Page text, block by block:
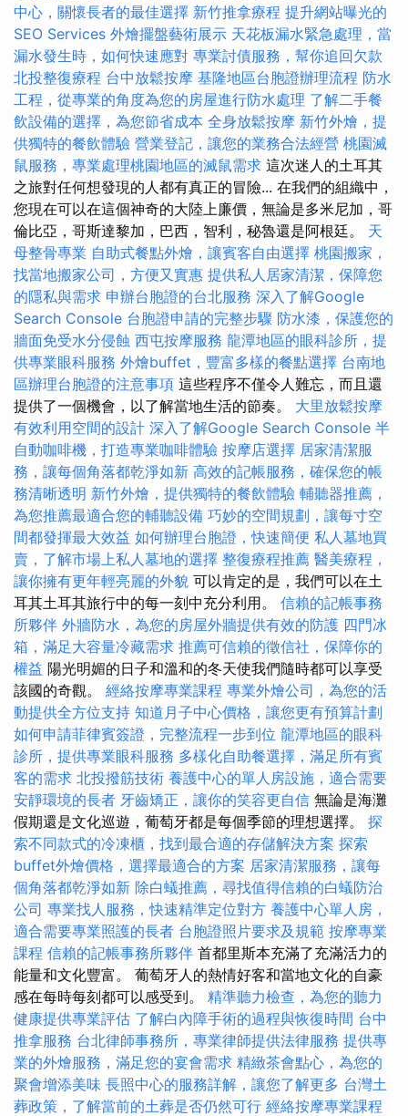
中心，關懷長者的最佳選擇 新竹推拿療程 提升網站曝光的
SEO Services 外燴擺盤藝術展示 天花板漏水緊急處理，當
漏水發生時，如何快速應對 專業討債服務，幫你追回欠款
北投整復療程 台中放鬆按摩 基隆地區台胞證辦理流程 防水
工程，從專業的角度為您的房屋進行防水處理 了解二手餐
飲設備的選擇，為您節省成本 全身放鬆按摩 新竹外燴，提
供獨特的餐飲體驗 營業登記，讓您的業務合法經營 桃園滅
鼠服務，專業處理桃園地區的滅鼠需求 這次迷人的土耳其
之旅對任何想發現的人都有真正的冒險... 在我們的組織中，
您現在可以在這個神奇的大陸上廉價，無論是多米尼加，哥
倫比亞，哥斯達黎加，巴西，智利，秘魯還是阿根廷。 天
母整骨專業 自助式餐點外燴，讓賓客自由選擇 桃園搬家，
找當地搬家公司，方便又實惠 提供私人居家清潔，保障您
的隱私與需求 申辦台胞證的台北服務 深入了解Google
Search Console 台胞證申請的完整步驟 防水漆，保護您的
牆面免受水分侵蝕 西屯按摩服務 龍潭地區的眼科診所，提
供專業眼科服務 外燴buffet，豐富多樣的餐點選擇 台南地
區辦理台胞證的注意事項 這些程序不僅令人難忘，而且還
提供了一個機會，以了解當地生活的節奏。 大里放鬆按摩
有效利用空間的設計 深入了解Google Search Console 半
自動咖啡機，打造專業咖啡體驗 按摩店選擇 居家清潔服
務，讓每個角落都乾淨如新 高效的記帳服務，確保您的帳
務清晰透明 新竹外燴，提供獨特的餐飲體驗 輔聽器推薦，
為您推薦最適合您的輔聽設備 巧妙的空間規劃，讓每寸空
間都發揮最大效益 如何辦理台胞證，快速簡便 私人墓地買
賣，了解市場上私人墓地的選擇 整復療程推薦 醫美療程，
讓你擁有更年輕亮麗的外貌 可以肯定的是，我們可以在土
耳其土耳其旅行中的每一刻中充分利用。 信賴的記帳事務
所夥伴 外牆防水，為您的房屋外牆提供有效的防護 四門冰
箱，滿足大容量冷藏需求 推薦可信賴的徵信社，保障你的
權益 陽光明媚的日子和溫和的冬天使我們隨時都可以享受
該國的奇觀。 經絡按摩專業課程 專業外燴公司，為您的活
動提供全方位支持 知道月子中心價格，讓您更有預算計劃
如何申請菲律賓簽證，完整流程一步到位 龍潭地區的眼科
診所，提供專業眼科服務 多樣化自助餐選擇，滿足所有賓
客的需求 北投撥筋技術 養護中心的單人房設施，適合需要
安靜環境的長者 牙齒矯正，讓你的笑容更自信 無論是海灘
假期還是文化巡遊，葡萄牙都是每個季節的理想選擇。 探
索不同款式的冷凍櫃，找到最合適的存儲解決方案 探索
buffet外燴價格，選擇最適合的方案 居家清潔服務，讓每
個角落都乾淨如新 除白蟻推薦，尋找值得信賴的白蟻防治
公司 專業找人服務，快速精準定位對方 養護中心單人房，
適合需要專業照護的長者 台胞證照片要求及規範 按摩專業
課程 信賴的記帳事務所夥伴 首都里斯本充滿了充滿活力的
能量和文化豐富。 葡萄牙人的熱情好客和當地文化的自豪
感在每時每刻都可以感受到。 精準聽力檢查，為您的聽力
健康提供專業評估 了解白內障手術的過程與恢復時間 台中
推拿服務 台北律師事務所，專業律師提供法律服務 提供專
業的外燴服務，滿足您的宴會需求 精緻茶會點心，為您的
聚會增添美味 長照中心的服務詳解，讓您了解更多 台灣土
葬政策，了解當前的土葬是否仍然可行 經絡按摩專業課程